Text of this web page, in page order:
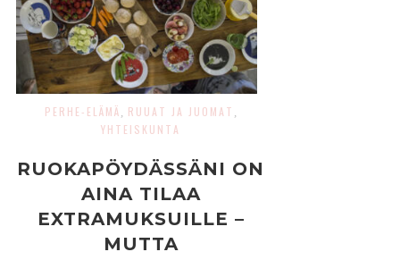
PERHE-ELÄMÄ RUUAT JA JUOMAT
YHTEISKUNTA
RUOKAPÖYDÄSSÄNI ON
AINA TILAA
EXTRAMUKSUILLE –
MUTTA